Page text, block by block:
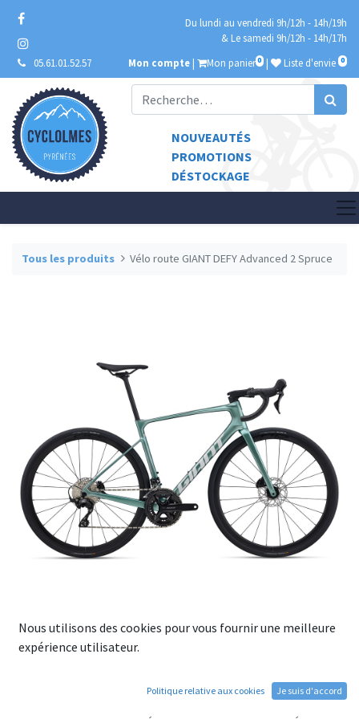
Du lundi au vendredi 9h/12h - 14h/19h
& Le samedi 9h/12h - 14h/17h
05.61.01.52.57
Mon compte | Mon panier 0 | Liste d'envie 0
NOUVEAUTÉS
PROMOTIONS
DÉSTOCKAGE
Tous les produits Vélo route GIANT DEFY Advanced 2 Spruce
Vélo route GIANT DEFY Advanced
CONÇU POUR MAXIMISER VOTRE VITESSE MOYENNE SUR LES
Nous utilisons des cookies pour vous fournir une meilleure
expérience utilisateur.
Politique relative aux cookies Je suis d'accord